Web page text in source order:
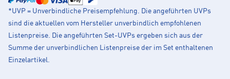
*UVP = Unverbindliche Preisempfehlung. Die angeführten UVPs
sind die aktuellen vom Hersteller unverbindlich empfohlenen
Listenpreise. Die angeführten Set-UVPs ergeben sich aus der
Summe der unverbindlichen Listenpreise der im Set enthaltenen
Einzelartikel.